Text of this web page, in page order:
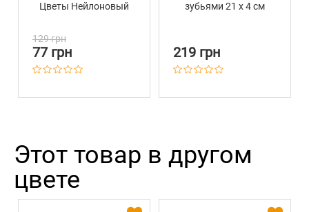
Цветы Нейлоновый
129 грн
77 грн
зубьями 21 х 4 см
219 грн
Этот товар в другом
цвете